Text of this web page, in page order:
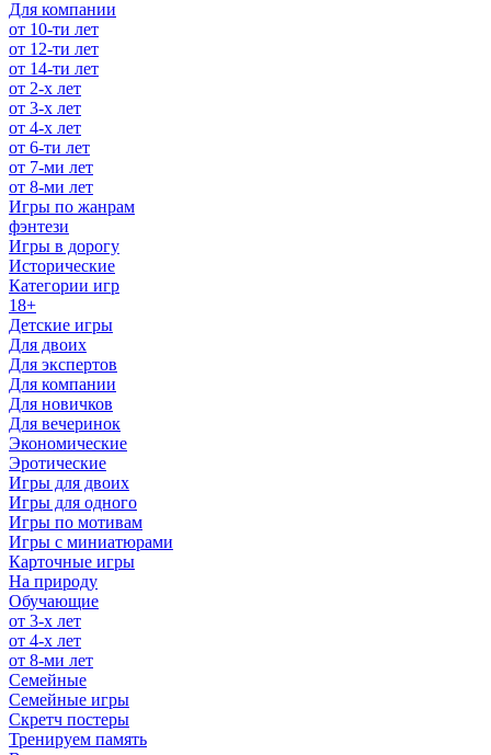
Для компании
от 10-ти лет
от 12-ти лет
от 14-ти лет
от 2-х лет
от 3-х лет
от 4-х лет
от 6-ти лет
от 7-ми лет
от 8-ми лет
Игры по жанрам
фэнтези
Игры в дорогу
Исторические
Категории игр
18+
Детские игры
Для двоих
Для экспертов
Для компании
Для новичков
Для вечеринок
Экономические
Эротические
Игры для двоих
Игры для одного
Игры по мотивам
Игры с миниатюрами
Карточные игры
На природу
Обучающие
от 3-х лет
от 4-х лет
от 8-ми лет
Семейные
Семейные игры
Скретч постеры
Тренируем память